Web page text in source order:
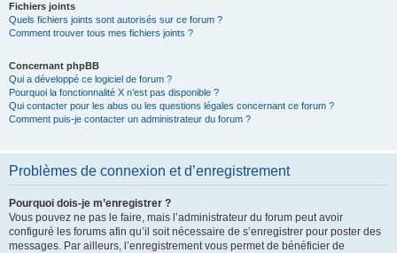
Fichiers joints
Quels fichiers joints sont autorisés sur ce forum ?
Comment trouver tous mes fichiers joints ?
Concernant phpBB
Qui a développé ce logiciel de forum ?
Pourquoi la fonctionnalité X n’est pas disponible ?
Qui contacter pour les abus ou les questions légales concernant ce forum ?
Comment puis-je contacter un administrateur du forum ?
Problèmes de connexion et d’enregistrement
Pourquoi dois-je m’enregistrer ?
Vous pouvez ne pas le faire, mais l’administrateur du forum peut avoir
configuré les forums afin qu’il soit nécessaire de s’enregistrer pour poster des
messages. Par ailleurs, l’enregistrement vous permet de bénéficier de